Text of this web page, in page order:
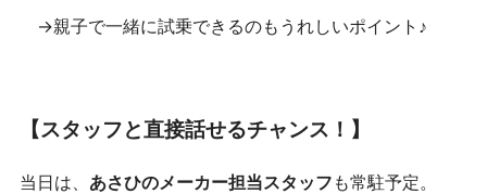
→親子で一緒に試乗できるのもうれしいポイント♪
【スタッフと直接話せるチャンス！】
当日は、 あさひのメーカー担当スタッフ も常駐予定。